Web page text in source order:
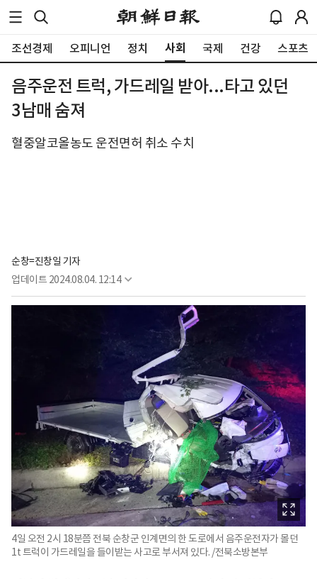
조선경제 오피니언 정치 사회 국제 건강 스포츠
음주운전 트럭, 가드레일 받아...타고 있던
3남매 숨져
혈중알코올농도 운전면허 취소 수치
순창=진창일 기자
업데이트 2024.08.04. 12:14
4일 오전 2시 18분쯤 전북 순창군 인계면의 한 도로에서 음주운전자가 몰던
1t 트럭이 가드레일을 들이받는 사고로 부서져 있다. /전북소방본부